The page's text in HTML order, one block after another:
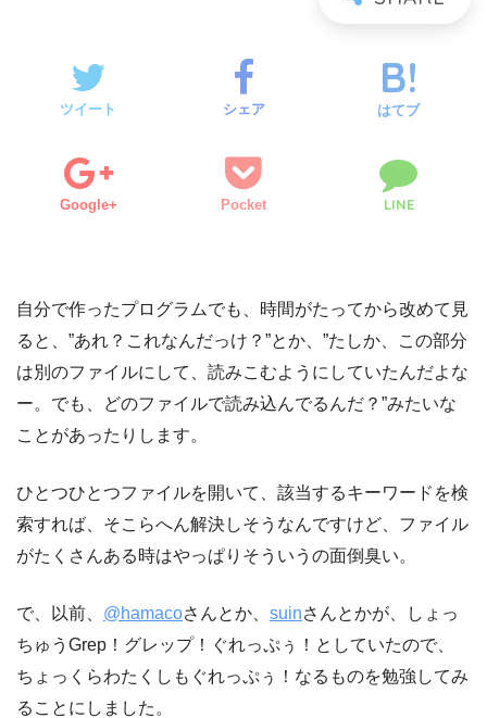
ツイート シェア はてブ
Google+ Pocket LINE
自分で作ったプログラムでも、時間がたってから改めて見
ると、”あれ？これなんだっけ？”とか、”たしか、この部分
は別のファイルにして、読みこむようにしていたんだよな
ー。でも、どのファイルで読み込んでるんだ？”みたいな
ことがあったりします。
ひとつひとつファイルを開いて、該当するキーワードを検
索すれば、そこらへん解決しそうなんですけど、ファイル
がたくさんある時はやっぱりそういうの面倒臭い。
で、以前、 @hamacoさんとか、 suinさんとかが、しょっ
ちゅうGrep！グレップ！ぐれっぷぅ！としていたので、
ちょっくらわたくしもぐれっぷぅ！なるものを勉強してみ
ることにしました。